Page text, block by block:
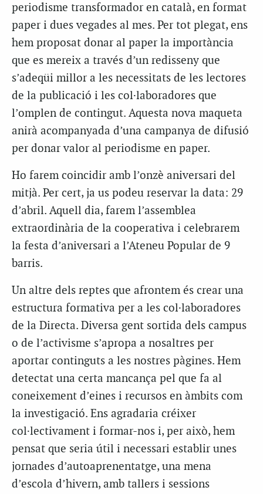
periodisme transformador en català, en format
paper i dues vegades al mes. Per tot plegat, ens
hem proposat donar al paper la importància
que es mereix a través d’un redisseny que
s’adeqüi millor a les necessitats de les lectores
de la publicació i les col·laboradores que
l’omplen de contingut. Aquesta nova maqueta
anirà acompanyada d’una campanya de difusió
per donar valor al periodisme en paper.
Ho farem coincidir amb l’onzè aniversari del
mitjà. Per cert, ja us podeu reservar la data: 29
d’abril. Aquell dia, farem l’assemblea
extraordinària de la cooperativa i celebrarem
la festa d’aniversari a l’Ateneu Popular de 9
barris.
Un altre dels reptes que afrontem és crear una
estructura formativa per a les col·laboradores
de la Directa. Diversa gent sortida dels campus
o de l’activisme s’apropa a nosaltres per
aportar continguts a les nostres pàgines. Hem
detectat una certa mancança pel que fa al
coneixement d’eines i recursos en àmbits com
la investigació. Ens agradaria créixer
col·lectivament i formar-nos i, per això, hem
pensat que seria útil i necessari establir unes
jornades d’autoaprenentatge, una mena
d’escola d’hivern, amb tallers i sessions